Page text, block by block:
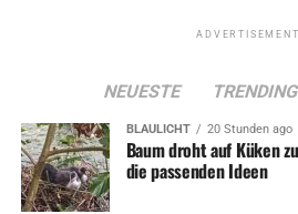
ADVERTISEMENT
NEUESTE TRENDING
BLAULICHT 20 Stunden ago
Baum droht auf Küken
die passenden Ideen